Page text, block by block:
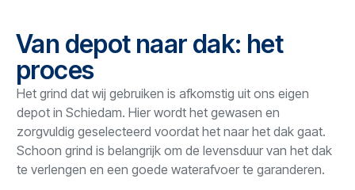
Van depot naar dak: het
proces
Het grind dat wij gebruiken is afkomstig uit ons eigen
depot in Schiedam. Hier wordt het gewasen en
zorgvuldig geselecteerd voordat het naar het dak gaat.
Schoon grind is belangrijk om de levensduur van het dak
te verlengen en een goede waterafvoer te garanderen.